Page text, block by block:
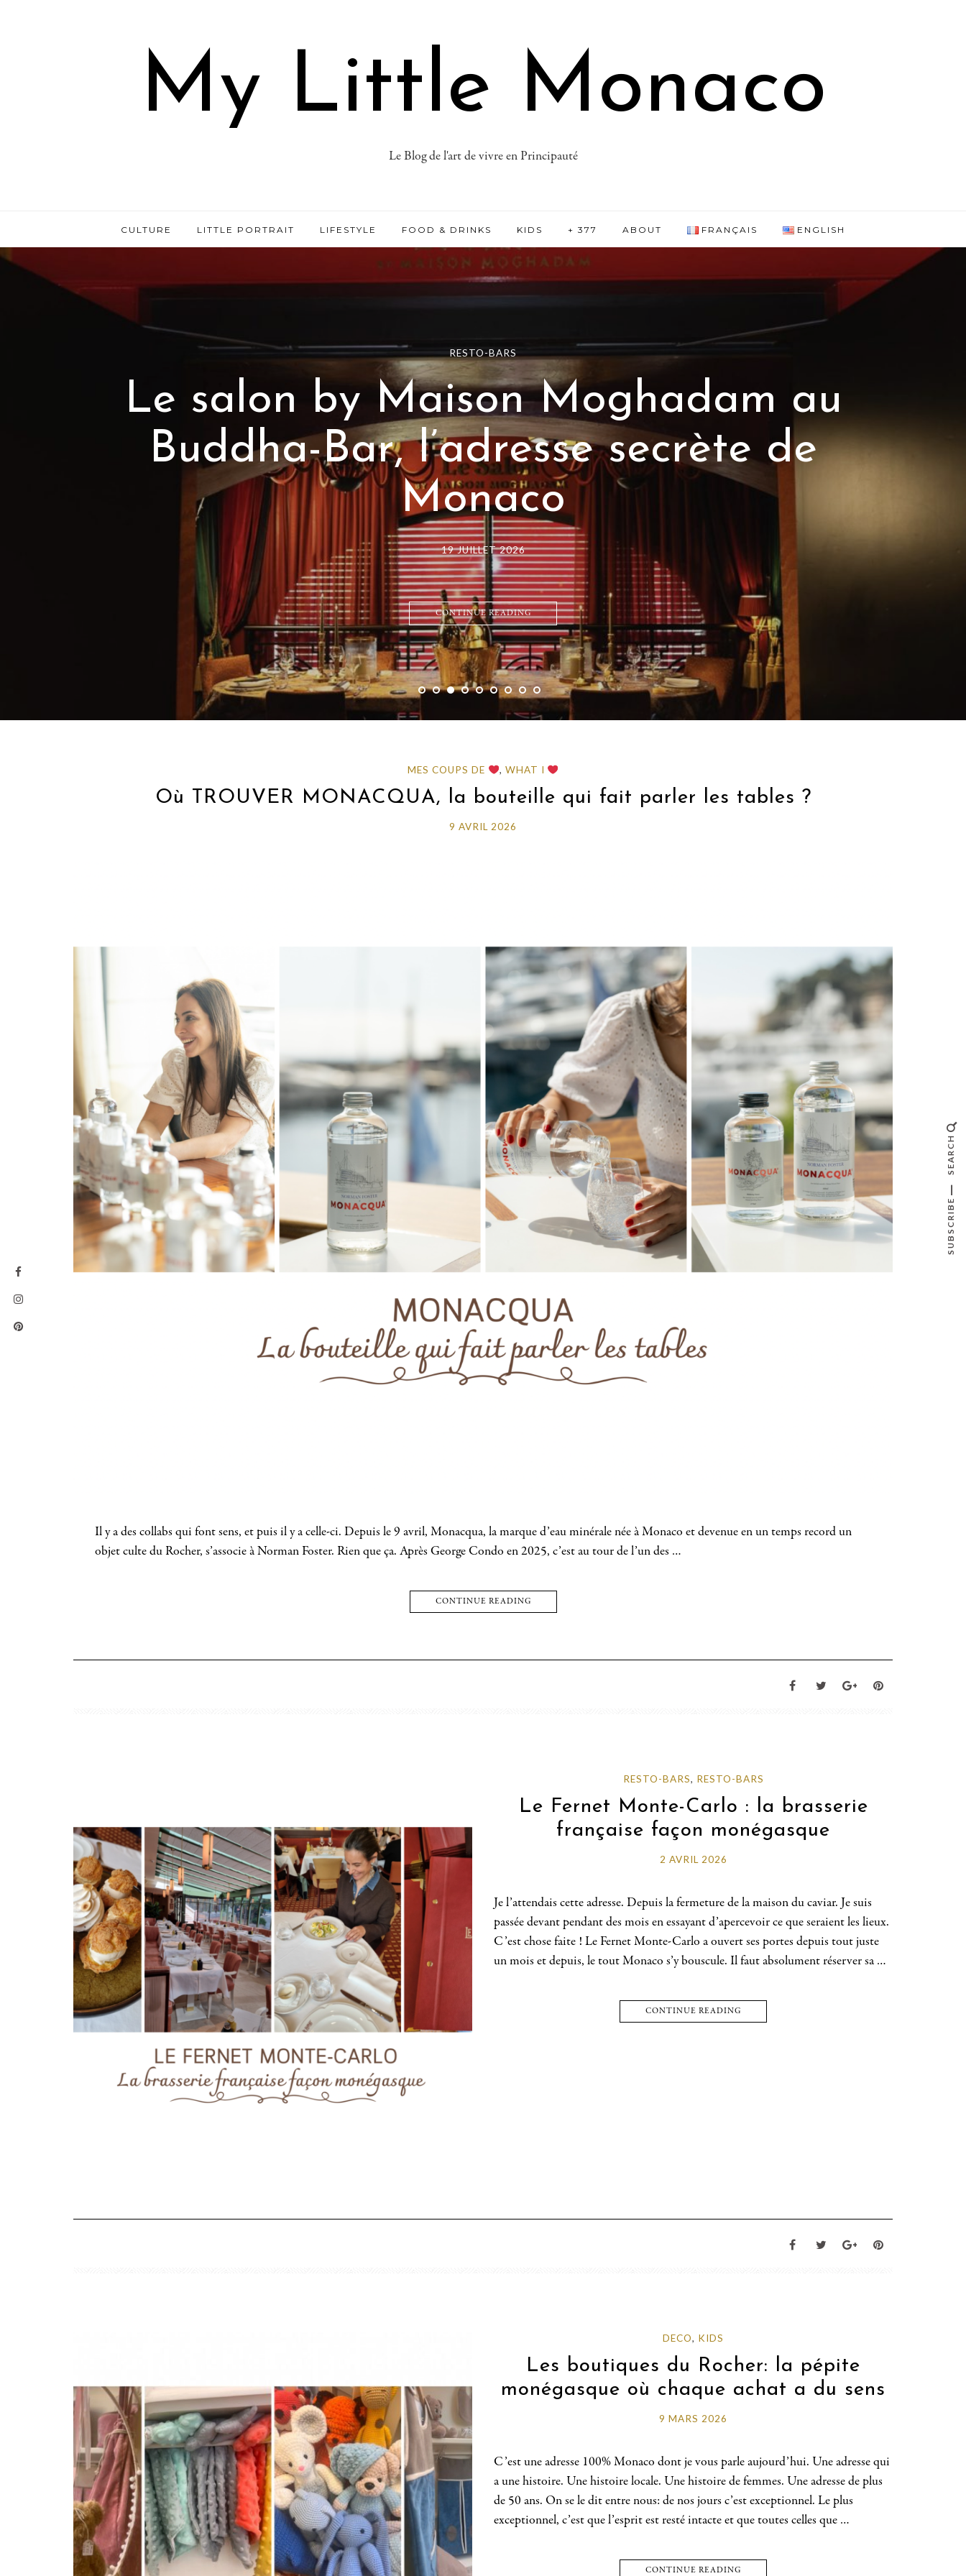
My Little Monaco
Le Blog de l'art de vivre en Principauté
CULTURE LITTLE PORTRAIT LIFESTYLE FOOD & DRINKS KIDS + 377 ABOUT FRANÇAIS ENGLISH
au
de
MES COUPS DE
Muse Monte-Carlo :
cœur face à la
CONTINUE READING
MES COUPS DE , WHAT I
Où TROUVER MONACQUA, la bouteille qui fait parler les tables ?
9 AVRIL 2026
Il y a des collabs qui font sens, et puis il y a celle-ci. Depuis le 9 avril, Monacqua, la marque d’eau minérale née à Monaco et devenue en un temps record un
objet culte du Rocher, s’associe à Norman Foster. Rien que ça. Après George Condo en 2025, c’est au tour de l’un des …
CONTINUE READING
RESTO-BARS, RESTO-BARS
Le Fernet Monte-Carlo : la brasserie
française façon monégasque
2 AVRIL 2026
Je l’attendais cette adresse. Depuis la fermeture de la maison du caviar. Je suis
passée devant pendant des mois en essayant d’apercevoir ce que seraient les lieux.
C’est chose faite ! Le Fernet Monte-Carlo a ouvert ses portes depuis tout juste
un mois et depuis, le tout Monaco s’y bouscule. Il faut absolument réserver sa …
CONTINUE READING
DECO, KIDS
Les boutiques du Rocher: la pépite
monégasque où chaque achat a du sens
9 MARS 2026
C’est une adresse 100% Monaco dont je vous parle aujourd’hui. Une adresse qui
a une histoire. Une histoire locale. Une histoire de femmes. Une adresse de plus
de 50 ans. On se le dit entre nous: de nos jours c’est exceptionnel. Le plus
exceptionnel, c’est que l’esprit est resté intacte et que toutes celles que …
CONTINUE READING
SEARCH
SUBSCRIBE